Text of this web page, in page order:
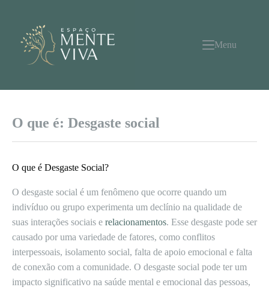
conteúdo
Menu
O que é: Desgaste social
O que é Desgaste Social?
O desgaste social é um fenômeno que ocorre quando um
indivíduo ou grupo experimenta um declínio na qualidade de
suas interações sociais e relacionamentos. Esse desgaste pode ser
causado por uma variedade de fatores, como conflitos
interpessoais, isolamento social, falta de apoio emocional e falta
de conexão com a comunidade. O desgaste social pode ter um
impacto significativo na saúde mental e emocional das pessoas,